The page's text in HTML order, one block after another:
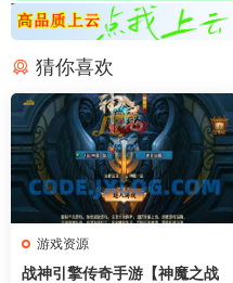
猜你喜欢
游戏资源
战神引擎传奇手游【神魔之战